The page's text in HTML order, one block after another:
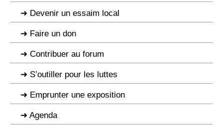
Devenir un essaim local
Faire un don
Contribuer au forum
S’outiller pour les luttes
Emprunter une exposition
Agenda